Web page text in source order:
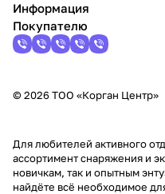
Информация
Покупателю
© 2026 ТОО «Корган Центр»
Для любителей активного
ассортимент снаряжения и
новичкам, так и опытным
найдёте всё необходимое